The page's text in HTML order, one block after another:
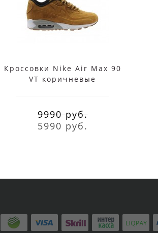
Кроссовки Nike Air Max 90
VT коричневые
9990 руб.
5990 руб.